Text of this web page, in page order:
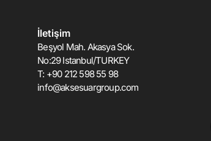
İletişim
Beşyol Mah. Akasya Sok.
No:29 Istanbul/TURKEY
T: +90 212 598 55 98
info@aksesuargroup.com